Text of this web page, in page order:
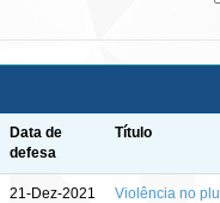
Data de
defesa
Título
21-Dez-2021
Violência no